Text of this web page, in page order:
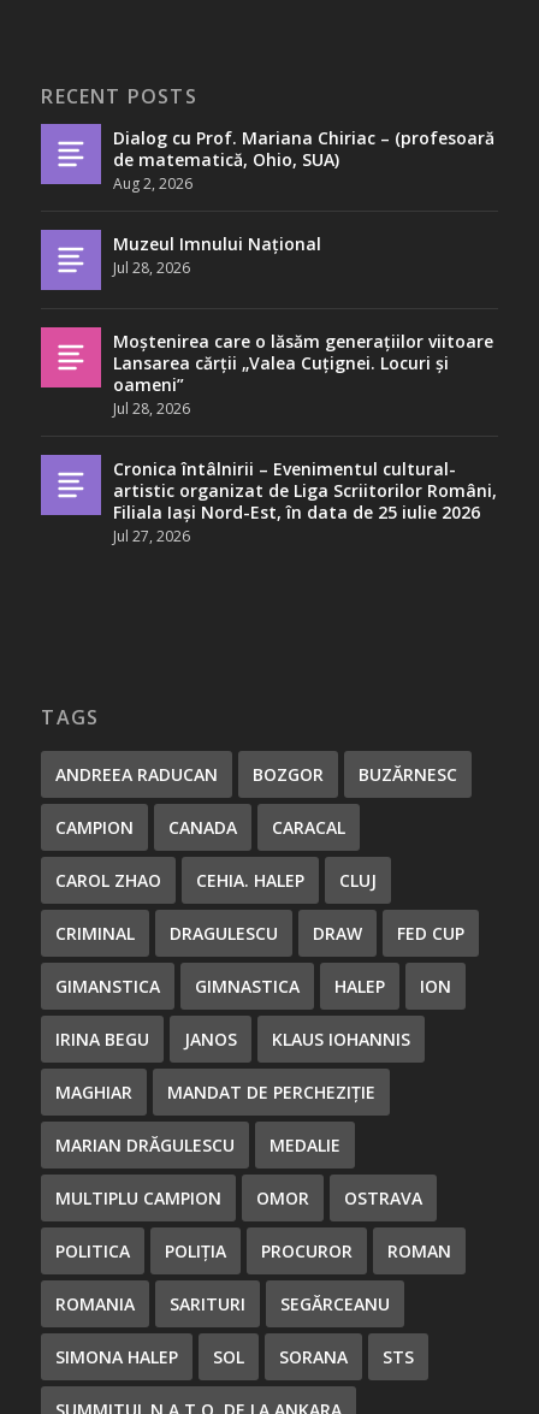
RECENT POSTS
Dialog cu Prof. Mariana Chiriac – (profesoară
de matematică, Ohio, SUA)
Aug 2, 2026
Muzeul Imnului Național
Jul 28, 2026
Moștenirea care o lăsăm generațiilor viitoare
Lansarea cărții „Valea Cuțignei. Locuri și
oameni”
Jul 28, 2026
Cronica întâlnirii – Evenimentul cultural-
artistic organizat de Liga Scriitorilor Români,
Filiala Iași Nord-Est, în data de 25 iulie 2026
Jul 27, 2026
TAGS
ANDREEA RADUCAN BOZGOR BUZĂRNESC
CAMPION CANADA CARACAL
CAROL ZHAO CEHIA. HALEP CLUJ
CRIMINAL DRAGULESCU DRAW FED CUP
GIMANSTICA GIMNASTICA HALEP ION
IRINA BEGU JANOS KLAUS IOHANNIS
MAGHIAR MANDAT DE PERCHEZIȚIE
MARIAN DRĂGULESCU MEDALIE
MULTIPLU CAMPION OMOR OSTRAVA
POLITICA POLIȚIA PROCUROR ROMAN
ROMANIA SARITURI SEGĂRCEANU
SIMONA HALEP SOL SORANA STS